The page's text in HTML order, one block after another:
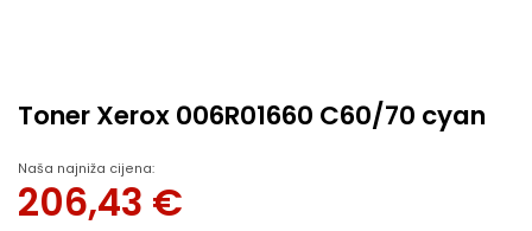
Toner Xerox 006R01660 C60/70 cyan
Naša najniža cijena:
206,43 €